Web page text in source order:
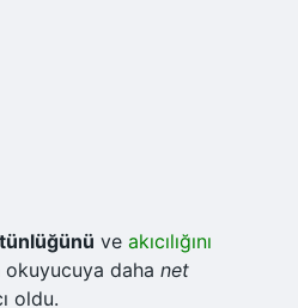
ve akıcılığını
okuyucuya daha net
oldu.